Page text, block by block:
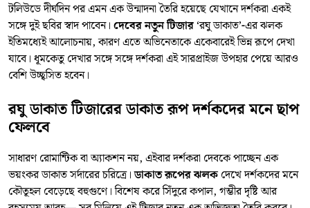
টলিউডে দীর্ঘদিন পর এমন এক উন্মাদনা তৈরি হয়েছে যেখানে দর্শকরা একই
সঙ্গে দুই ছবির স্বাদ পাবেন। দেবের নতুন টিজার‘রঘু ডাকাত’-এর ঝলক
ইতিমধ্যেই আলোচনায়, কারণ এতে অভিনেতাকে একেবারেই ভিন্ন রূপে দেখা
যাবে। ধূমকেতু দেখার সঙ্গে সঙ্গে দর্শকরা এই সারপ্রাইজ উপহার পেয়ে আরও
বেশি উচ্ছ্বসিত হবেন।
রঘু ডাকাত টিজারের ডাকাত রূপ দর্শকদের মনে ছাপ
ফেলবে
সাধারণ রোমান্টিক বা অ্যাকশন নয়, এইবার দর্শকরা দেবকে পাচ্ছেন এক
ভয়ংকর ডাকাত সর্দারের চরিত্রে।ডাকাত রূপের ঝলকদেখে দর্শকদের মনে
কৌতূহল বেড়েছে বহুগুণে। বিশেষ করে সিঁদুরে কপাল, গম্ভীর দৃষ্টি আর